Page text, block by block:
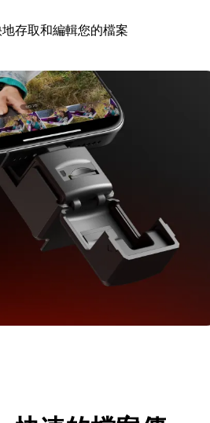
存取和編輯您的檔案